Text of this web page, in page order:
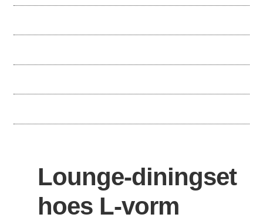
Lounge-diningset
hoes L-vorm